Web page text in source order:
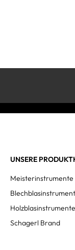
UNSERE
Meisterinstrumente
Holzblasinstrumente
Schagerl Brand